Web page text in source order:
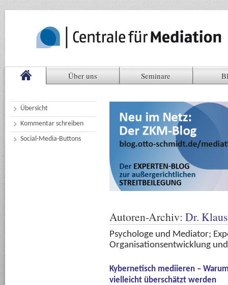
Über uns Seminare
Übersicht
Kommentar schreiben
Social-Media-Buttons
Autoren-Archiv: Dr.
Psychologe und Mediator;
Organisationsentwicklung
Kybernetisch mediieren –
vielleicht überschätzt werden